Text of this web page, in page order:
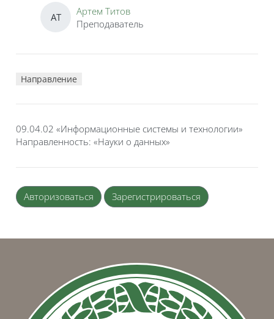
АТ
Артем Титов
Преподаватель
Направление
09.04.02 «Информационные системы и технологии»
Направленность: «Науки о данных»
Авторизоваться Зарегистрироваться